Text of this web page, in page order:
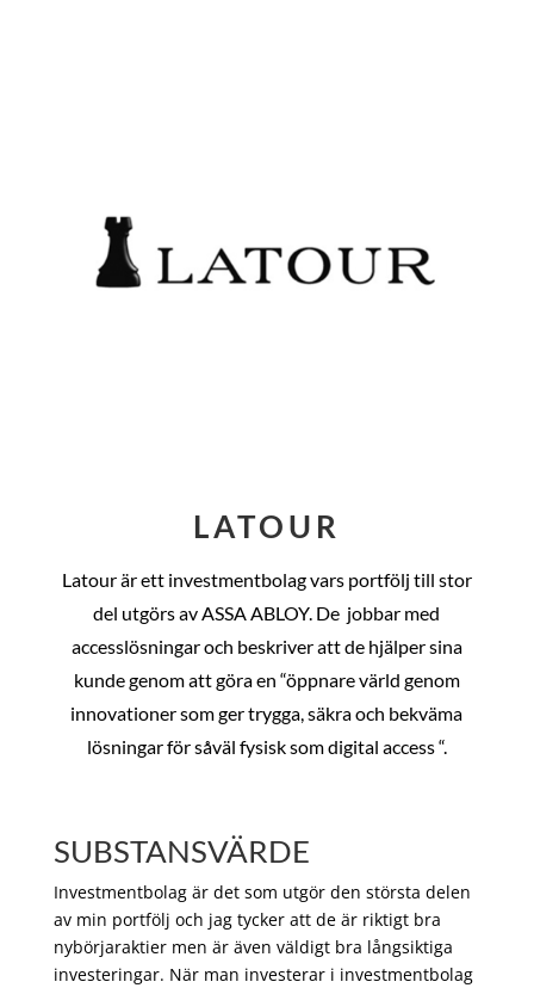
LATOUR
Latour är ett investmentbolag vars portfölj till stor
del utgörs av ASSA ABLOY. De jobbar med
accesslösningar och beskriver att de hjälper sina
kunde genom att göra en “öppnare värld genom
innovationer som ger trygga, säkra och bekväma
lösningar för såväl fysisk som digital access “.
SUBSTANSVÄRDE
Investmentbolag är det som utgör den största delen
av min portfölj och jag tycker att de är riktigt bra
nybörjaraktier men är även väldigt bra långsiktiga
investeringar. När man investerar i investmentbolag